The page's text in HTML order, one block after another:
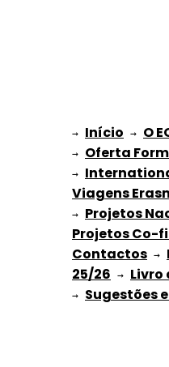
→ Início → O
→ Oferta
→
Viagens
→ Projetos
Projetos Co-
Contactos →
25/26 → Livro
→ Sugestões